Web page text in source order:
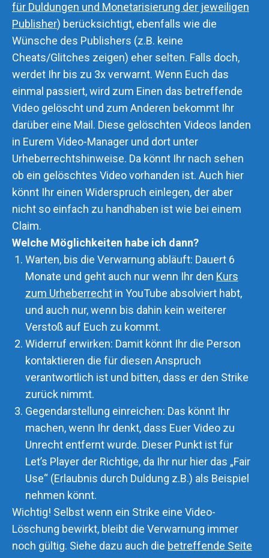
für Duldungen und Monetarisierung der jeweiligen
Publisher) berücksichtigt, ebenfalls wie die
Wünsche des Publishers (z.B. keine
Cheats/Glitches zeigen) eher selten. Falls doch,
werdet Ihr bis zu 3x verwarnt. Wenn Euch das
einmal passiert, wird zum Einen das betreffende
Video gelöscht und zum Anderen bekommt Ihr
darüber eine Mail. Diese gelöschten Videos landen
in Eurem Video-Manager und dort unter
Urheberrechtshinweise. Da könnt Ihr nach sehen
ob ein gelöschtes Video vorhanden ist. Auch hier
könnt Ihr einen Widerspruch einlegen, der aber
nicht so einfach zu handhaben ist wie bei einem
Claim.
Welche Möglichkeiten habe ich dann?
Warten, bis die Verwarnung abläuft: Dauert 6
Monate und geht auch nur wenn Ihr den Kurs
zum Urheberrechtin YouTube absolviert habt,
und auch nur, wenn bis dahin kein weiterer
Verstoß auf Euch zu kommt.
Widerruf erwirken: Damit könnt Ihr die Person
kontaktieren die für diesen Anspruch
verantwortlich ist und bitten, dass er den Strike
zurück nimmt.
Gegendarstellung einreichen: Das könnt Ihr
machen, wenn Ihr denkt, dass Euer Video zu
Unrecht entfernt wurde. Dieser Punkt ist für
Let’s Player der Richtige, da Ihr nur hier das „Fair
Use“ (Erlaubnis durch Duldung z.B.) als Beispiel
nehmen könnt.
Wichtig! Selbst wenn ein Strike eine Video-
Löschung bewirkt, bleibt die Verwarnung immer
noch gültig. Siehe dazu auch die betreffende Seite